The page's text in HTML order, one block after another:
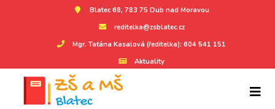
Blatec 68, 783 75 Dub nad Moravou
reditelka@zsblatec.cz
Mgr. Taťána Kasalová (ředitelka): 604 541 151
Aktuality